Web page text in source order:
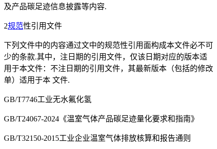
及产品碳足迹信息披露等内容.
2规范性引用文件
下列文件中的内容通过文中的规范性引用面构成本文件必不可
少的条款.其中，注日期的引用文件，仅该日期对应的版本适
用于本文件：不注日期的引用文件，其最新版本（包括的修改
单）适用于本 文件.
GB/T7746工业无水氟化氢
GB/T24067-2024《温室气体产品碳足迹量化要求和指南》
GB/T32150-2015工业企业温室气体排放核算和报告通则